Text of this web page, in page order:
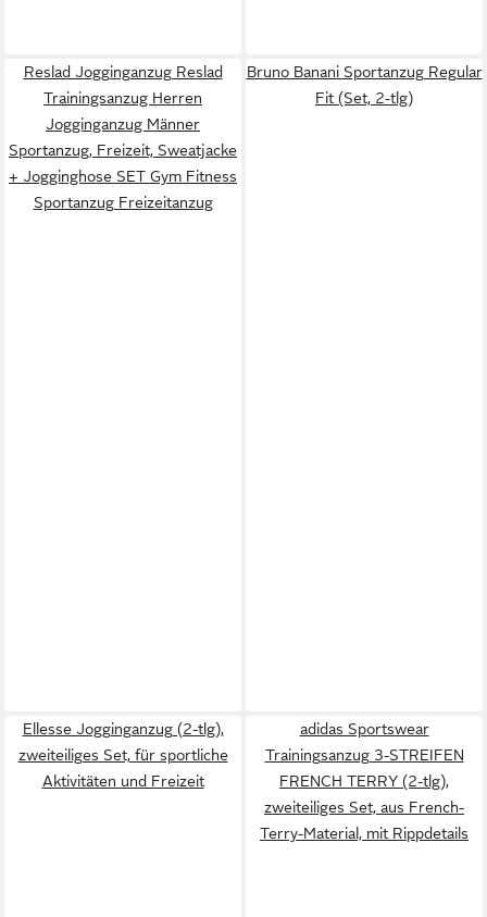
Reslad Jogginganzug Reslad
Trainingsanzug Herren
Jogginganzug Männer
Sportanzug, Freizeit, Sweatjacke
+ Jogginghose SET Gym Fitness
Sportanzug Freizeitanzug
Bruno Banani Sportanzug Regular
Fit (Set, 2-tlg)
Ellesse Jogginganzug (2-tlg),
zweiteiliges Set, für sportliche
Aktivitäten und Freizeit
adidas Sportswear
Trainingsanzug 3-STREIFEN
FRENCH TERRY (2-tlg),
zweiteiliges Set, aus French-
Terry-Material, mit Rippdetails